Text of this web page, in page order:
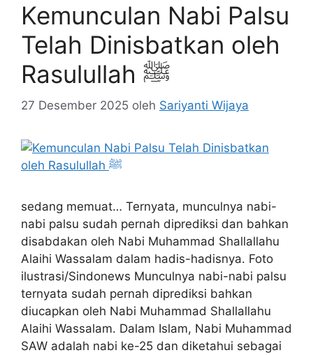
Kemunculan Nabi Palsu
Telah Dinisbatkan oleh
Rasulullah ﷺ
27 Desember 2025 oleh Sariyanti Wijaya
sedang memuat… Ternyata, munculnya nabi-
nabi palsu sudah pernah diprediksi dan bahkan
disabdakan oleh Nabi Muhammad Shallallahu
Alaihi Wassalam dalam hadis-hadisnya. Foto
ilustrasi/Sindonews Munculnya nabi-nabi palsu
ternyata sudah pernah diprediksi bahkan
diucapkan oleh Nabi Muhammad Shallallahu
Alaihi Wassalam. Dalam Islam, Nabi Muhammad
SAW adalah nabi ke-25 dan diketahui sebagai